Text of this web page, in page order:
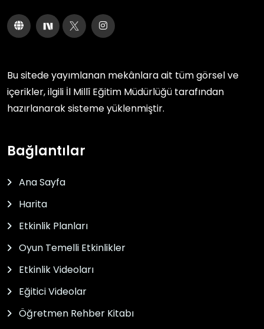
Bu sitede yayımlanan mekânlara ait tüm görsel ve
içerikler, ilgili İl Millî Eğitim Müdürlüğü tarafından
hazırlanarak sisteme yüklenmiştir.
Bağlantılar
Ana Sayfa
Harita
Etkinlik Planları
Oyun Temelli Etkinlikler
Etkinlik Videoları
Eğitici Videolar
Öğretmen Rehber Kitabı